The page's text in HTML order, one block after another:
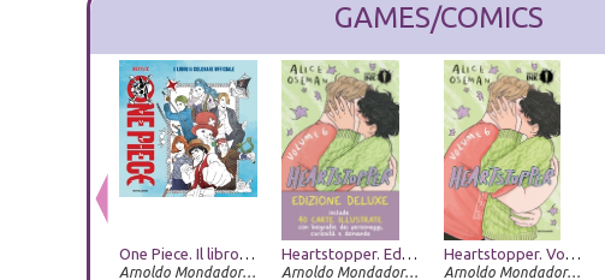
GAMES/COMICS
One Piece. Il libro da colorare ufficiale. Ediz. illustrata
Arnoldo Mondadori Editore
Heartstopper. Ediz. deluxe. Con Carte. Vol. 6
Arnoldo Mondadori Editore
Heartstopper. Vol. 6
Arnoldo Mondadori Editore